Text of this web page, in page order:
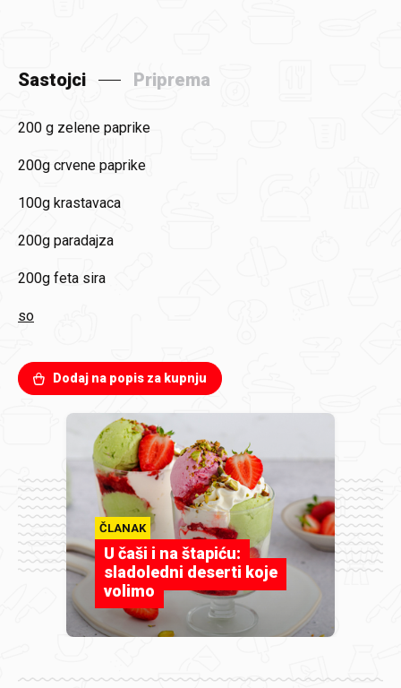
Sastojci Priprema
200 g zelene paprike
200g crvene paprike
100g krastavaca
200g paradajza
200g feta sira
so
Dodaj na popis za kupnju
ČLANAK
U čaši i na štapiću:
sladoledni deserti koje
volimo